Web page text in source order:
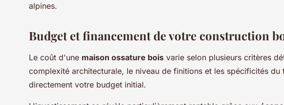
alpines.
Budget et financement de votre construction
Le coût d'une maison ossature bois varie selon plusieurs critères
complexité architecturale, le niveau de finitions et les spécificités du
directement votre budget initial.